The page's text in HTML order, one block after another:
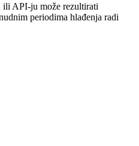
ili API-ju može rezultirati
periodima hlađenja radi